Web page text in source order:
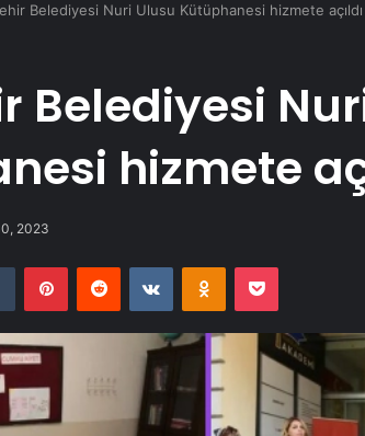
Belediyesi Nuri Ulusu Kütüphanesi hizmete açıldı
Belediyesi
hizmete
2023
Tumblr PinterestReddit VKontakteOdnoklassniki
Pocket